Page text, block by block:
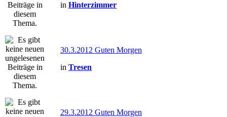
in Hinterzimmer
30.3.2012 Guten Morgen
in Tresen
29.3.2012 Guten Morgen